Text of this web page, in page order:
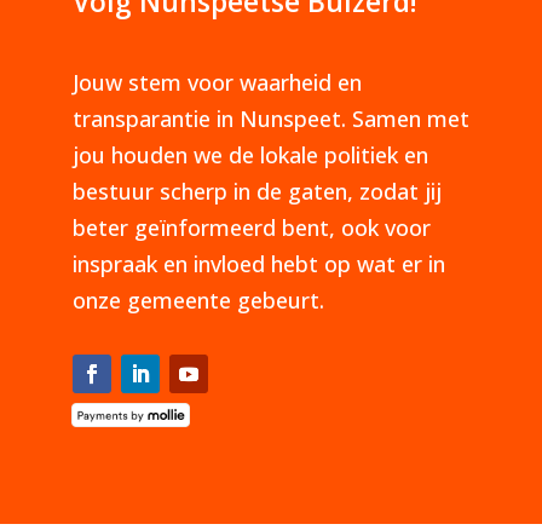
Jouw stem voor waarheid en
transparantie in Nunspeet. Samen met
jou houden we de lokale politiek en
bestuur scherp in de gaten, zodat jij
beter geïnformeerd bent, ook voor
inspraak en invloed hebt op wat er in
onze gemeente gebeurt.